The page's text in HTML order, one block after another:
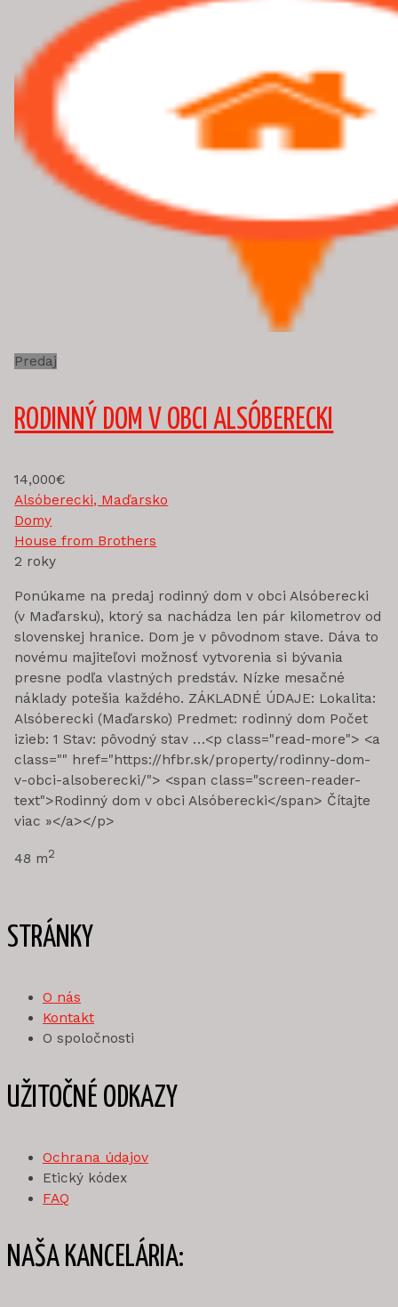
Predaj
RODINNÝ DOM V OBCI ALSÓBERECKI
14,000€
Alsóberecki, Maďarsko
Domy
House from Brothers
2 roky
Ponúkame na predaj rodinný dom v obci Alsóberecki
(v Maďarsku), ktorý sa nachádza len pár kilometrov od
slovenskej hranice. Dom je v pôvodnom stave. Dáva to
novému majiteľovi možnosť vytvorenia si bývania
presne podľa vlastných predstáv. Nízke mesačné
náklady potešia každého. ZÁKLADNÉ ÚDAJE: Lokalita:
Alsóberecki (Maďarsko) Predmet: rodinný dom Počet
izieb: 1 Stav: pôvodný stav …<p class="read-more"> <a
class="" href="https://hfbr.sk/property/rodinny-dom-
v-obci-alsoberecki/"> <span class="screen-reader-
text">Rodinný dom v obci Alsóberecki</span> Čítajte
viac »</a></p>
48 m2
STRÁNKY
O nás
Kontakt
O spoločnosti
UŽITOČNÉ ODKAZY
Ochrana údajov
Etický kódex
FAQ
NAŠA KANCELÁRIA: